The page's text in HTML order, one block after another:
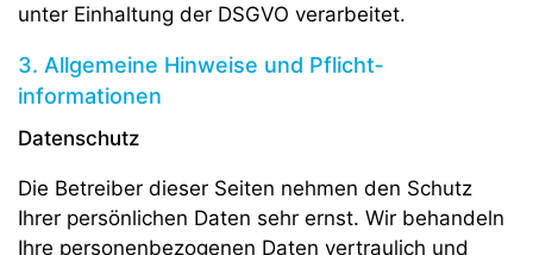
unter Einhaltung der DSGVO verarbeitet.
3. Allgemeine Hinweise und Pflicht­
informationen
Datenschutz
Die Betreiber dieser Seiten nehmen den Schutz
Ihrer persönlichen Daten sehr ernst. Wir behandeln
Ihre personenbezogenen Daten vertraulich und